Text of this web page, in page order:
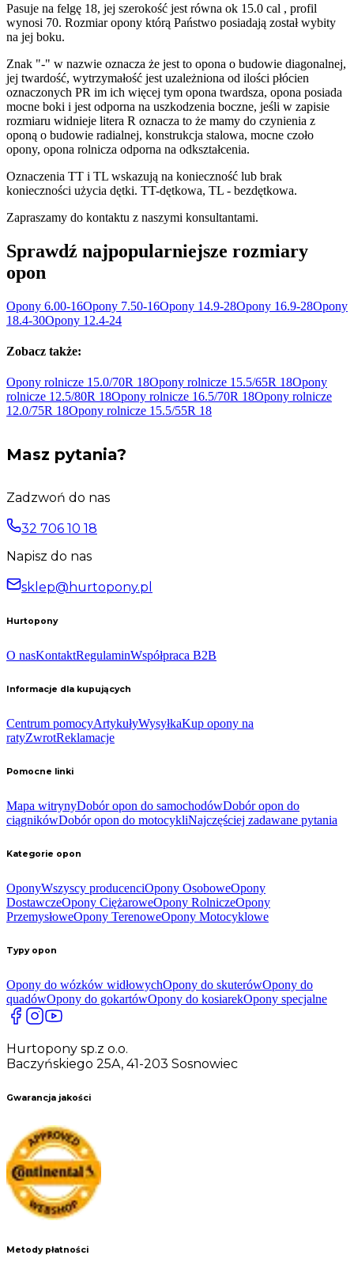
Pasuje na felgę 18, jej szerokość jest równa ok 15.0 cal , profil
wynosi 70. Rozmiar opony którą Państwo posiadają został wybity
na jej boku.
Znak "-" w nazwie oznacza że jest to opona o budowie diagonalnej,
jej twardość, wytrzymałość jest uzależniona od ilości płócien
oznaczonych PR im ich więcej tym opona twardsza, opona posiada
mocne boki i jest odporna na uszkodzenia boczne, jeśli w zapisie
rozmiaru widnieje litera R oznacza to że mamy do czynienia z
oponą o budowie radialnej, konstrukcja stalowa, mocne czoło
opony, opona rolnicza odporna na odkształcenia.
Oznaczenia TT i TL wskazują na konieczność lub brak
konieczności użycia dętki. TT-dętkowa, TL - bezdętkowa.
Zapraszamy do kontaktu z naszymi konsultantami.
Sprawdź najpopularniejsze rozmiary
opon
Opony 6.00-16Opony 7.50-16Opony 14.9-28Opony 16.9-28Opony
18.4-30Opony 12.4-24
Zobacz także:
Opony rolnicze 15.0/70R 18Opony rolnicze 15.5/65R 18Opony
rolnicze 12.5/80R 18Opony rolnicze 16.5/70R 18Opony rolnicze
12.0/75R 18Opony rolnicze 15.5/55R 18
Masz pytania?
Zadzwoń do nas
32 706 10 18
Napisz do nas
sklep@hurtopony.pl
Hurtopony
O nasKontaktRegulaminWspółpraca B2B
Informacje dla kupujących
Centrum pomocyArtykułyWysyłkaKup opony na
ratyZwrotReklamacje
Pomocne linki
Mapa witrynyDobór opon do samochodówDobór opon do
ciągnikówDobór opon do motocykliNajczęściej zadawane pytania
Kategorie opon
OponyWszyscy producenciOpony OsoboweOpony
DostawczeOpony CiężaroweOpony RolniczeOpony
PrzemysłoweOpony TerenoweOpony Motocyklowe
Typy opon
Opony do wózków widłowychOpony do skuterówOpony do
quadówOpony do gokartówOpony do kosiarekOpony specjalne
Hurtopony sp.z o.o.
Baczyńskiego 25A, 41-203 Sosnowiec
Gwarancja jakości
Metody płatności